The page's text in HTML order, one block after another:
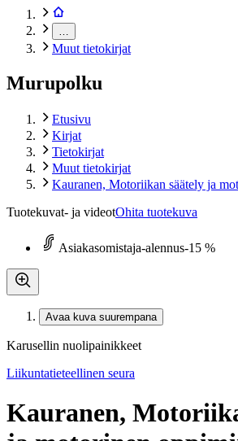
Muut tietokirjat
Murupolku
Etusivu
Kirjat
Tietokirjat
Muut tietokirjat
Kauranen, Motoriikan säätely ja
Tuotekuvat- ja videotOhita tuotekuva
Asiakasomistaja-alennus-15 %
Avaa kuva suurempana
Karusellin nuolipainikkeet
Liikuntatieteellinen seura
Kauranen,